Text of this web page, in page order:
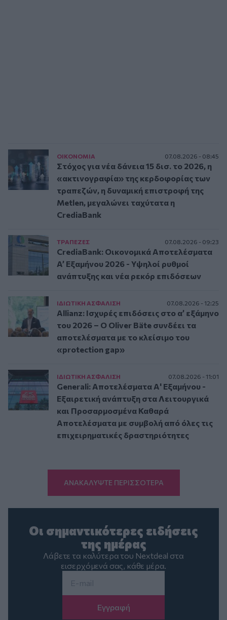
ΟΙΚΟΝΟΜΙΑ 07.08.2026 - 08:45
Στόχος για νέα δάνεια 15 δισ. το 2026, η
«ακτινογραφία» της κερδοφορίας των
τραπεζών, η δυναμική επιστροφή της
Metlen, μεγαλώνει ταχύτατα η
CrediaBank
ΤΡAΠΕΖΕΣ 07.08.2026 - 09:23
CrediaBank: Οικονομικά Αποτελέσματα
A’ Εξαμήνου 2026 - Υψηλοί ρυθμοί
ανάπτυξης και νέα ρεκόρ επιδόσεων
ΙΔΙΩΤΙΚΗ ΑΣΦAΛΙΣΗ 07.08.2026 - 12:25
Allianz: Ισχυρές επιδόσεις στο α’ εξάμηνο
του 2026 – Ο Oliver Bäte συνδέει τα
αποτελέσματα με το κλείσιμο του
«protection gap»
ΙΔΙΩΤΙΚΗ ΑΣΦAΛΙΣΗ 07.08.2026 - 11:01
Generali: Αποτελέσματα Α' Εξαμήνου -
Εξαιρετική ανάπτυξη στα Λειτουργικά
και Προσαρμοσμένα Καθαρά
Αποτελέσματα με συμβολή από όλες τις
επιχειρηματικές δραστηριότητες
ΑΝΑΚΑΛΥΨΤΕ ΠΕΡΙΣΣΟΤΕΡΑ
Οι σημαντικότερες ειδήσεις
της ημέρας
Λάβετε τα καλύτερα του Nextdeal στα
εισερχόμενά σας, κάθε μέρα.